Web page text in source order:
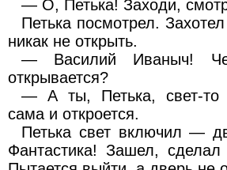
— О, Петька! Заходи,
Петька посмотрел.
никак не открыть.
— Василий Иваныч!
открывается?
— А ты, Петька, свет-
сама и откроется.
Петька свет включил —
Фантастика! Зашел, сделал